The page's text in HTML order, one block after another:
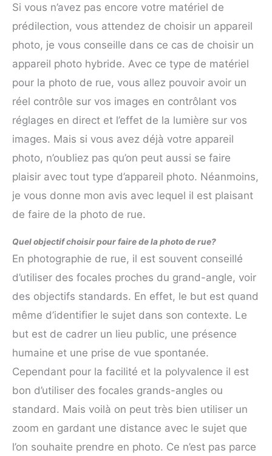
Si vous n’avez pas encore votre matériel de
prédilection, vous attendez de choisir un appareil
photo, je vous conseille dans ce cas de choisir un
appareil photo hybride. Avec ce type de matériel
pour la photo de rue, vous allez pouvoir avoir un
réel contrôle sur vos images en contrôlant vos
réglages en direct et l’effet de la lumière sur vos
images. Mais si vous avez déjà votre appareil
photo, n’oubliez pas qu’on peut aussi se faire
plaisir avec tout type d’appareil photo. Néanmoins,
je vous donne mon avis avec lequel il est plaisant
de faire de la photo de rue.
Quel objectif choisir pour faire de la photo de rue?
En photographie de rue, il est souvent conseillé
d’utiliser des focales proches du grand-angle, voir
des objectifs standards. En effet, le but est quand
même d’identifier le sujet dans son contexte. Le
but est de cadrer un lieu public, une présence
humaine et une prise de vue spontanée.
Cependant pour la facilité et la polyvalence il est
bon d’utiliser des focales grands-angles ou
standard. Mais voilà on peut très bien utiliser un
zoom en gardant une distance avec le sujet que
l’on souhaite prendre en photo. Ce n’est pas parce